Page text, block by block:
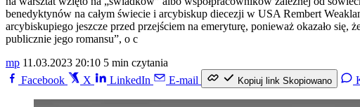
benedyktynów na całym świecie i arcybiskup diecezji w USA Rembert
arcybiskupiego jeszcze przed przejściem na emeryturę, ponieważ okazało
publicznie jego romansu”, o c
mp 11.03.2023 20:10 5 min czytania
Facebook
X LinkedIn E-mail Kopiuj link Skopiowano